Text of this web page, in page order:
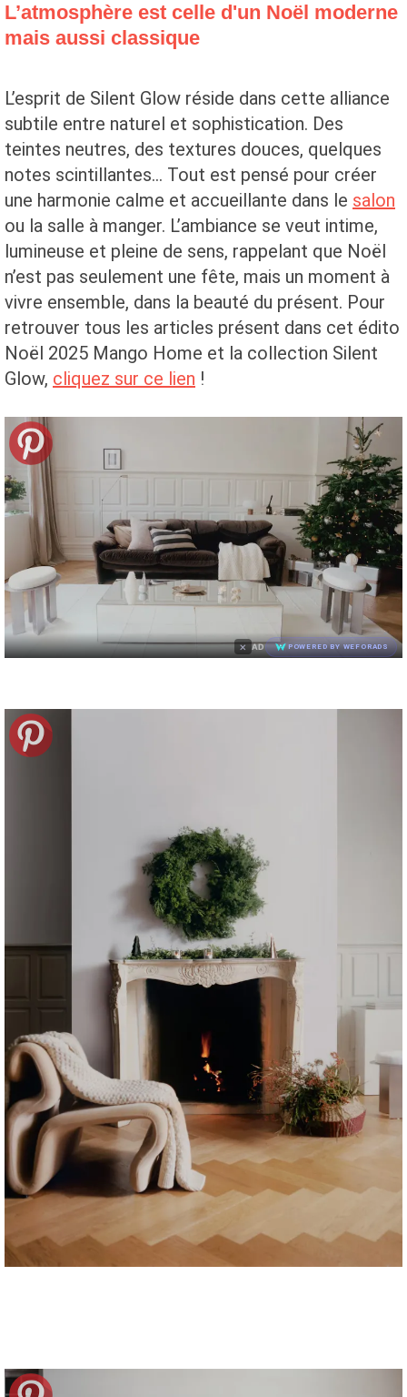
L’atmosphère est celle d'un Noël moderne
mais aussi classique
L’esprit de Silent Glow réside dans cette alliance
subtile entre naturel et sophistication. Des
teintes neutres, des textures douces, quelques
notes scintillantes… Tout est pensé pour créer
une harmonie calme et accueillante dans le salon
ou la salle à manger. L’ambiance se veut intime,
lumineuse et pleine de sens, rappelant que Noël
n’est pas seulement une fête, mais un moment à
vivre ensemble, dans la beauté du présent. Pour
retrouver tous les articles présent dans cet édito
Noël 2025 Mango Home et la collection Silent
Glow, cliquez sur ce lien !
× AD POWERED BY WEFORADS